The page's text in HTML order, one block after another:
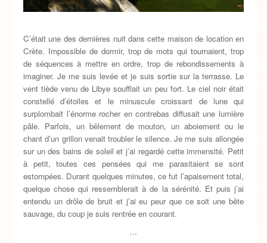
C’était une des dernières nuit dans cette maison de location en
Crète. Impossible de dormir, trop de mots qui tournaient, trop
de séquences à mettre en ordre, trop de rebondissements à
imaginer. Je me suis levée et je suis sortie sur la terrasse. Le
vent tiède venu de Libye soufflait un peu fort. Le ciel noir était
constellé d’étoiles et le minuscule croissant de lune qui
surplombait l’énorme rocher en contrebas diffusait une lumière
pâle. Parfois, un bêlement de mouton, un aboiement ou le
chant d’un grillon venait troubler le silence. Je me suis allongée
sur un des bains de soleil et j’ai regardé cette immensité. Petit
à petit, toutes ces pensées qui me parasitaient se sont
estompées. Durant quelques minutes, ce fut l’apaisement total,
quelque chose qui ressemblerait à de la sérénité. Et puis j’ai
entendu un drôle de bruit et j’ai eu peur que ce soit une bête
sauvage, du coup je suis rentrée en courant.
…